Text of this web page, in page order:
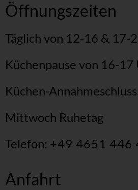
Öffnungszeiten
Täglich von 12-16 & 17-
Küchenpause von 16-17
Küchen-
Mittwoch Ruhetag
Telefon: +49 4651 446
Anfahrt